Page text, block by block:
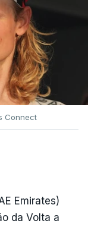
Connect
Emirates)
da Volta a